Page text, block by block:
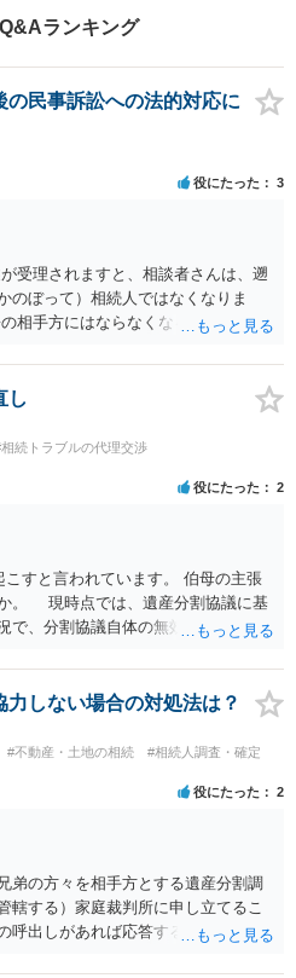
ランキング
の民事訴訟への法的対応に
役にたった 3
受理されますと、相談者さんは、遡
のぼって）相続人ではなくなりま
相手方にはならなくなるので（明け
ピーを答弁書に添えて裁判所に提出
請求棄却を求める答弁書を提出すれ
ありません。その日は差支え（用事
十分です。 質問３について 弁護士で
必要は無いと思います。郵送（期
。 詳細は、書面記載の裁判所書記官
ご参考まで。
し
続トラブルの代理交渉
役にたった 2
すと言われています。 伯母の主張
。 現時点では、遺産分割協議に基
で、分割協議自体の無効を裁判所が
が、 ・御祖母様の認知能力に関する
れればその効力が否定される可能性
割協議に加わっていること ・御祖母
う実益が誰にあったかの立証が困難
産分割協議の効力が否定される可能
ードルは非常に高い）ということが
しない場合の対処法は？
#不動産・土地の相続
#相続人調査・確定
役にたった 2
弟の方々を相手方とする遺産分割調
轄する）家庭裁判所に申し立てるこ
呼出しがあれば応答する可能性がま